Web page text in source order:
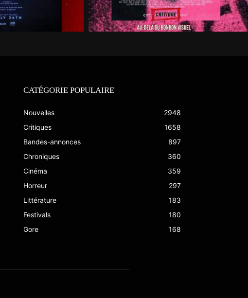
CATÉGORIE POPULAIRE
Nouvelles
2948
Critiques
1658
Bandes-annonces
897
Chroniques
360
Cinéma
359
Horreur
297
Littérature
183
Festivals
180
Gore
168